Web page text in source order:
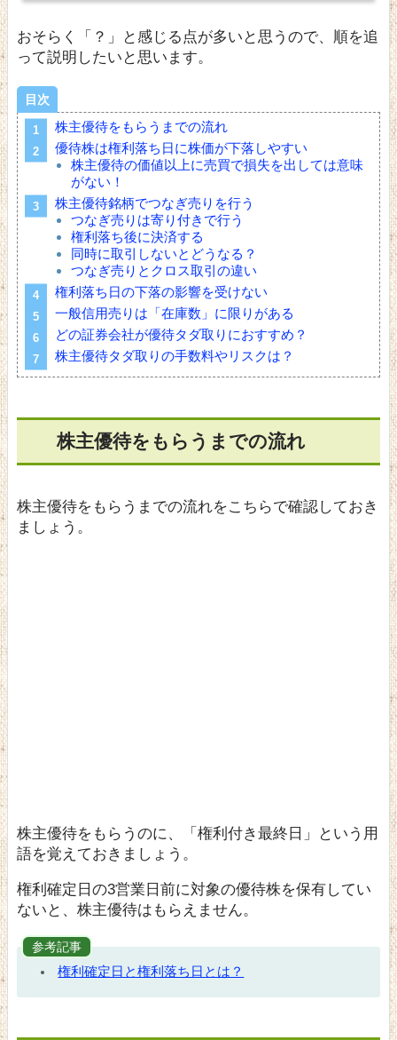
おそらく「？」と感じる点が多いと思うので、順を追
って説明したいと思います。
目次
株主優待をもらうまでの流れ
優待株は権利落ち日に株価が下落しやすい
株主優待の価値以上に売買で損失を出しては意味
がない！
株主優待銘柄でつなぎ売りを行う
つなぎ売りは寄り付きで行う
権利落ち後に決済する
同時に取引しないとどうなる？
つなぎ売りとクロス取引の違い
権利落ち日の下落の影響を受けない
一般信用売りは「在庫数」に限りがある
どの証券会社が優待タダ取りにおすすめ？
株主優待タダ取りの手数料やリスクは？
株主優待をもらうまでの流れ
株主優待をもらうまでの流れをこちらで確認しておき
ましょう。
株主優待をもらうのに、「権利付き最終日」という用
語を覚えておきましょう。
権利確定日の3営業日前に対象の優待株を保有してい
ないと、株主優待はもらえません。
参考記事
権利確定日と権利落ち日とは？